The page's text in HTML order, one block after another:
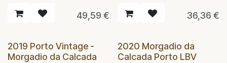
49,59 € 36,36 €
2019 Porto Vintage -
Morgadio da Calcada
2020 Morgadio da
Calcada Porto LBV